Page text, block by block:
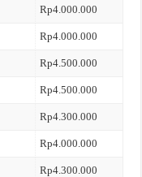
Rp4.000.000
Rp4.000.000
Rp4.500.000
Rp4.500.000
Rp4.300.000
Rp4.000.000
Rp4.300.000